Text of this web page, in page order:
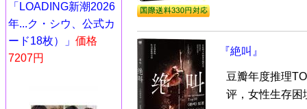
「LOADING新潮2026
年...ク・シウ、公式カ
ード18枚）」 価格
7207円
『絶叫』
豆瓣年度推理
评，女性生存困